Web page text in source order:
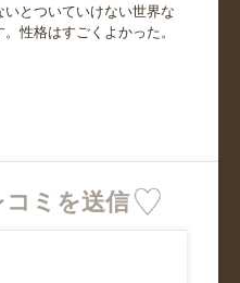
とついていけない世界な
性格はすごくよかった。
ミを送信